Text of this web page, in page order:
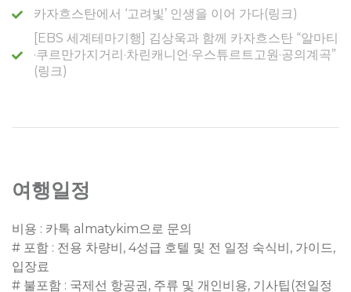
카자흐스탄에서 ‘고려빛’ 인생을 이어 가다(링크)
[EBS 세계테마기행] 김상욱과 함께 카자흐스탄 “알마티
·쿠르만가지거리·차린캐니언·우스튜르트고원·공의계곡”
(링크)
여행일정
비용 : 카톡 almatykim으로 문의
# 포함 : 전용 차량비, 4성급 호텔 및 전 일정 숙식비, 가이드,
입장료
# 불포함 : 국제선 항공권, 주류 및 개인비용, 기사팁(전일정